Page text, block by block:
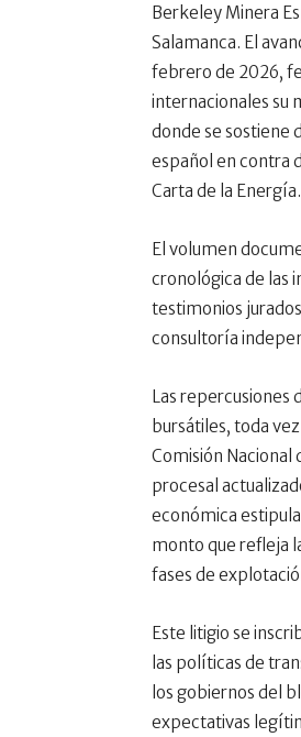
Berkeley Minera
Salamanca. El
febrero de 2026,
internacionales su
donde se sostiene
español en contra
Carta de la Energía.
El volumen
cronológica de las
testimonios
consultoría
Las repercusiones
bursátiles, toda
Comisión Nacional
procesal
económica
monto que refleja
fases de
Este litigio se
las políticas de
los gobiernos del
expectativas